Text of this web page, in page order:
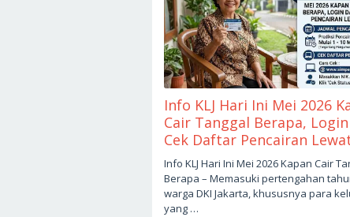
Info KLJ Hari Ini Mei 2026
Cair Tanggal Berapa,
Cek Daftar Pencairan
Mei
5,
oleh
sukantengah
Info KLJ Hari Ini Mei 2026 Kapan Cair
Berapa – Memasuki pertengahan
warga DKI Jakarta, khususnya para
yang …